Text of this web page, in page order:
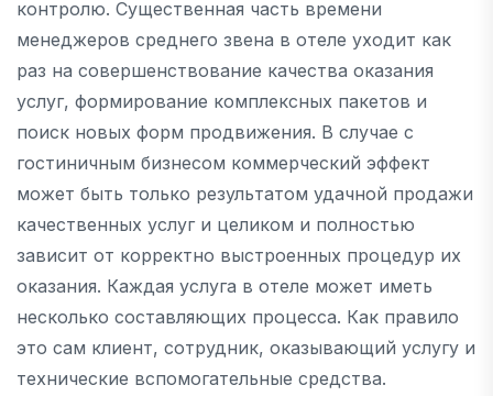
контролю. Существенная часть времени
менеджеров среднего звена в отеле уходит как
раз на совершенствование качества оказания
услуг, формирование комплексных пакетов и
поиск новых форм продвижения. В случае с
гостиничным бизнесом коммерческий эффект
может быть только результатом удачной продажи
качественных услуг и целиком и полностью
зависит от корректно выстроенных процедур их
оказания. Каждая услуга в отеле может иметь
несколько составляющих процесса. Как правило
это сам клиент, сотрудник, оказывающий услугу и
технические вспомогательные средства.